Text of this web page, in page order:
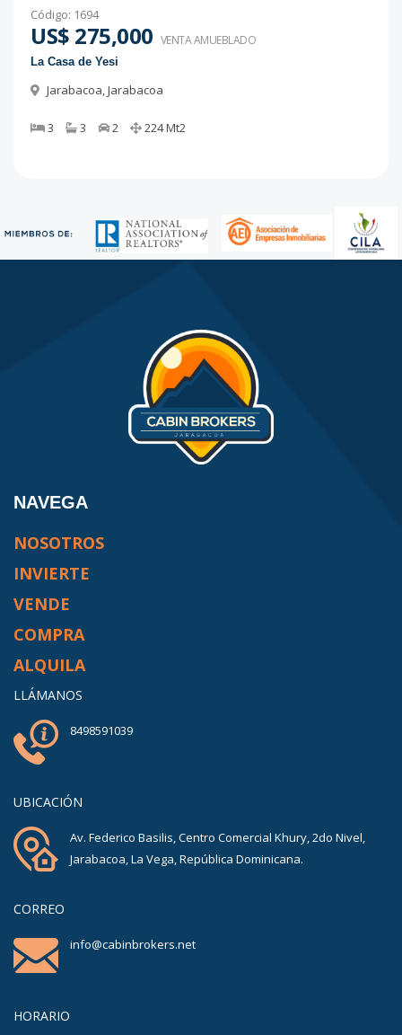
Código: 1694
US$ 275,000 VENTA AMUEBLADO
La Casa de Yesi
Jarabacoa,Jarabacoa
3 3 2 224Mt2
NAVEGA
NOSOTROS
INVIERTE
VENDE
COMPRA
ALQUILA
LLÁMANOS
8498591039
UBICACIÓN
Av. Federico Basilis, Centro Comercial Khury, 2do Nivel,
Jarabacoa, La Vega, República Dominicana.
CORREO
info@cabinbrokers.net
HORARIO